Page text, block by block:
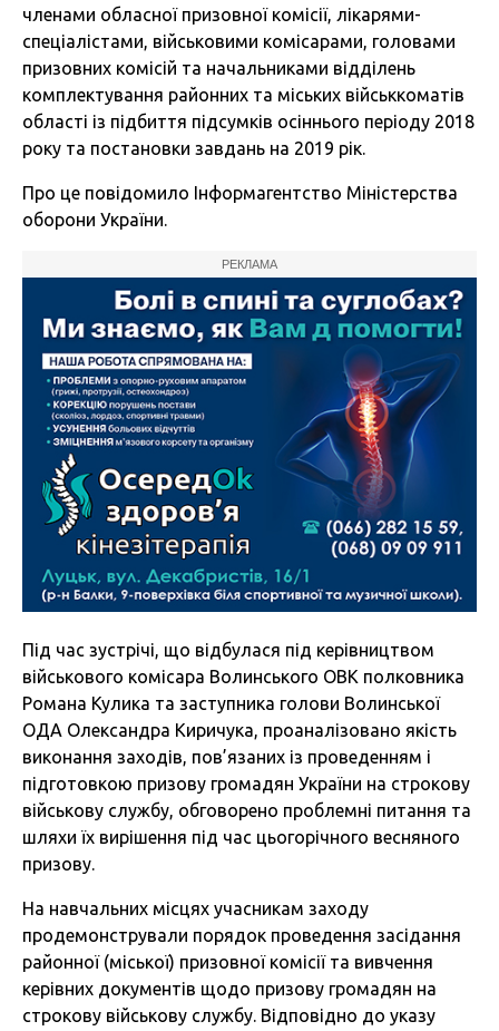
членами обласної призовної комісії, лікарями-
спеціалістами, військовими комісарами, головами
призовних комісій та начальниками відділень
комплектування районних та міських військкоматів
області із підбиття підсумків осіннього періоду 2018
року та постановки завдань на 2019 рік.
Про це повідомило Інформагентство Міністерства
оборони України.
РЕКЛАМА
Під час зустрічі, що відбулася під керівництвом
військового комісара Волинського ОВК полковника
Романа Кулика та заступника голови Волинської
ОДА Олександра Киричука, проаналізовано якість
виконання заходів, пов’язаних із проведенням і
підготовкою призову громадян України на строкову
військову службу, обговорено проблемні питання та
шляхи їх вирішення під час цьогорічного весняного
призову.
На навчальних місцях учасникам заходу
продемонстрували порядок проведення засідання
районної (міської) призовної комісії та вивчення
керівних документів щодо призову громадян на
строкову військову службу. Відповідно до указу